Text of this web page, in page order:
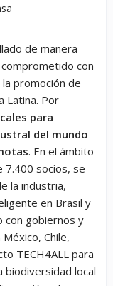
de manera
con
promoción de
Latina. Por
para
del mundo
. En el ámbito
7.400 socios, se
la industria,
en Brasil y
con gobiernos y
Chile,
TECH4ALL para
local